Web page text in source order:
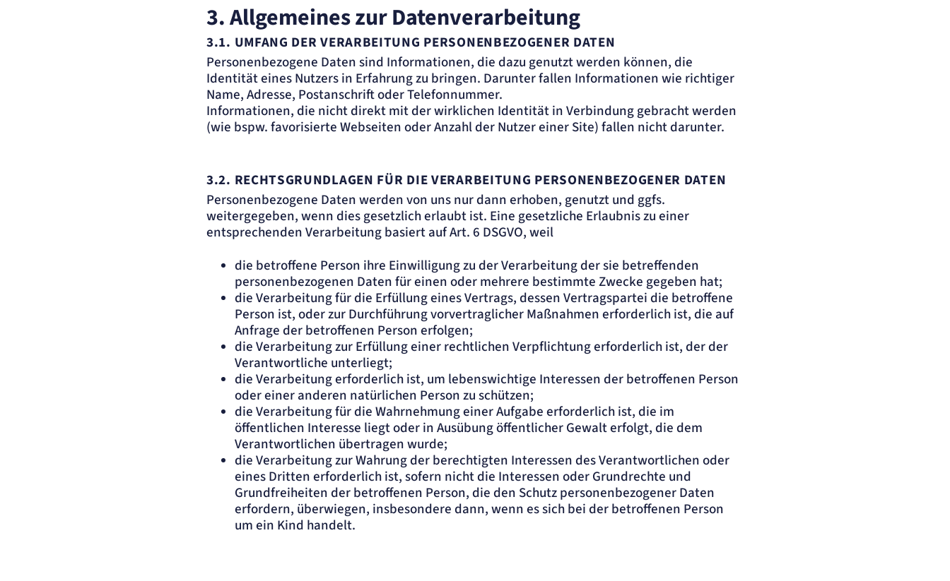
3. Allgemeines zur Datenverarbeitung
3.1. UMFANG DER VERARBEITUNG PERSONENBEZOGENER DATEN
Personenbezogene Daten sind Informationen, die dazu genutzt werden können, die
Identität eines Nutzers in Erfahrung zu bringen. Darunter fallen Informationen wie richtiger
Name, Adresse, Postanschrift oder Telefonnummer.
Informationen, die nicht direkt mit der wirklichen Identität in Verbindung gebracht werden
(wie bspw. favorisierte Webseiten oder Anzahl der Nutzer einer Site) fallen nicht darunter.
3.2. RECHTSGRUNDLAGEN FÜR DIE VERARBEITUNG PERSONENBEZOGENER DATEN
Personenbezogene Daten werden von uns nur dann erhoben, genutzt und ggfs.
weitergegeben, wenn dies gesetzlich erlaubt ist. Eine gesetzliche Erlaubnis zu einer
entsprechenden Verarbeitung basiert auf Art. 6 DSGVO, weil
die betroffene Person ihre Einwilligung zu der Verarbeitung der sie betreffenden
personenbezogenen Daten für einen oder mehrere bestimmte Zwecke gegeben hat;
die Verarbeitung für die Erfüllung eines Vertrags, dessen Vertragspartei die betroffene
Person ist, oder zur Durchführung vorvertraglicher Maßnahmen erforderlich ist, die auf
Anfrage der betroffenen Person erfolgen;
die Verarbeitung zur Erfüllung einer rechtlichen Verpflichtung erforderlich ist, der der
Verantwortliche unterliegt;
die Verarbeitung erforderlich ist, um lebenswichtige Interessen der betroffenen Person
oder einer anderen natürlichen Person zu schützen;
die Verarbeitung für die Wahrnehmung einer Aufgabe erforderlich ist, die im
öffentlichen Interesse liegt oder in Ausübung öffentlicher Gewalt erfolgt, die dem
Verantwortlichen übertragen wurde;
die Verarbeitung zur Wahrung der berechtigten Interessen des Verantwortlichen oder
eines Dritten erforderlich ist, sofern nicht die Interessen oder Grundrechte und
Grundfreiheiten der betroffenen Person, die den Schutz personenbezogener Daten
erfordern, überwiegen, insbesondere dann, wenn es sich bei der betroffenen Person
um ein Kind handelt.